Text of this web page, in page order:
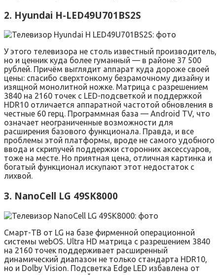
2. Hyundai H-LED49U701BS2S
У этого телевизора не столь известный производитель,
но и ценник куда более гуманный — в районе 37 500
рублей. Причём выглядит аппарат куда дороже своей
цены: спасибо сверхтонкому безрамочному дизайну и
изящной монолитной ножке. Матрица с разрешением
3840 на 2160 точек с LED-подсветкой и поддержкой
HDR10 отличается аппаратной частотой обновления в
честные 60 герц. Программная база — Android TV, что
означает неограниченные возможности для
расширения базового функционала. Правда, и все
проблемы этой платформы, вроде не самого удобного
ввода и скрипучей поддержки сторонних аксессуаров,
тоже на месте. Но приятная цена, отличная картинка и
богатый функционал искупают этот недостаток с
лихвой.
3. NanoCell LG 49SK8000
Смарт-ТВ от LG на базе фирменной операционной
системы webOS. Ultra HD матрица с разрешением 3840
на 2160 точек поддерживает расширенный
динамический диапазон не только стандарта HDR10,
но и Dolby Vision. Подсветка Edge LED избавлена от